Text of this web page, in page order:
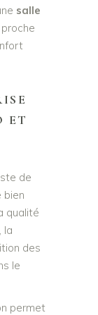
salle
proche
ET
de
bien
qualité
la
des
le
permet